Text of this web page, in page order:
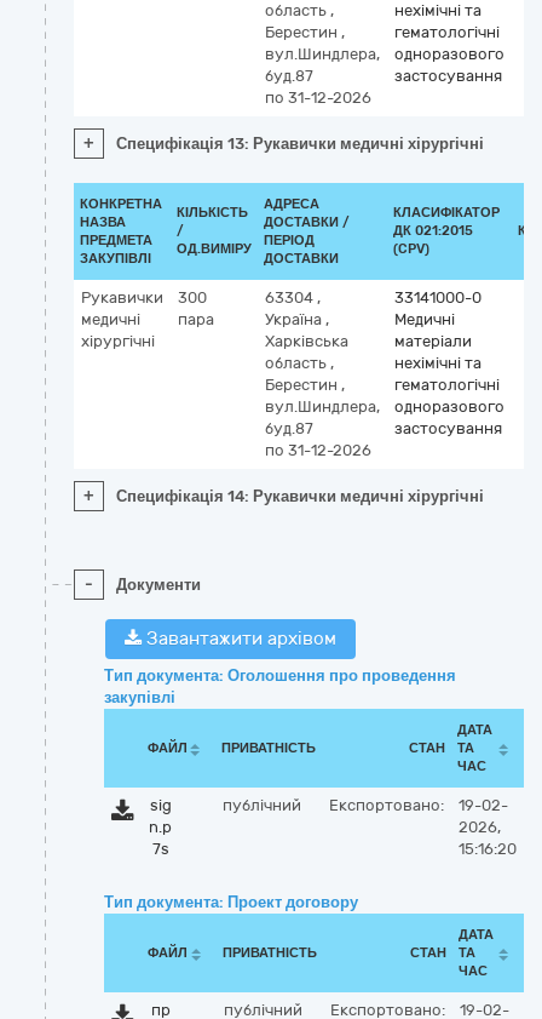
область ,
Берестин ,
вул.Шиндлера,
буд.87
по 31-12-2026
нехімічні та
гематологічні
одноразового
застосування
+ Специфікація 13: Рукавички медичні хірургічні
КОНКРЕТНА
НАЗВА
ПРЕДМЕТА
ЗАКУПІВЛІ
КІЛЬКІСТЬ
/
ОД.ВИМІРУ
АДРЕСА
ДОСТАВКИ /
ПЕРІОД
ДОСТАВКИ
КЛАСИФІКАТОР
ДК 021:2015
(CPV)
Рукавички
медичні
хірургічні
300
пара
63304 ,
Україна ,
Харківська
область ,
Берестин ,
вул.Шиндлера,
буд.87
по 31-12-2026
33141000-0
Медичні
матеріали
нехімічні та
гематологічні
одноразового
застосування
+ Специфікація 14: Рукавички медичні хірургічні
- Документи
Завантажити архівом
Тип документа: Оголошення про проведення
закупівлі
ФАЙЛ ПРИВАТНІСТЬ СТАН
ДАТА
ТА
ЧАС
sig
n.p
7s
публічний Експортовано:
19-02-
2026,
15:16:20
Тип документа: Проект договору
ФАЙЛ ПРИВАТНІСТЬ СТАН
ДАТА
ТА
ЧАС
пр публічний Експортовано: 19-02-